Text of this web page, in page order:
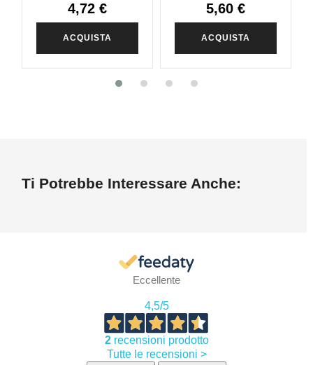
4,72 €
ACQUISTA
5,60 €
ACQUISTA
Ti Potrebbe Interessare Anche:
Eccellente
4,5/5
2recensioni prodotto
Tutte le recensioni >